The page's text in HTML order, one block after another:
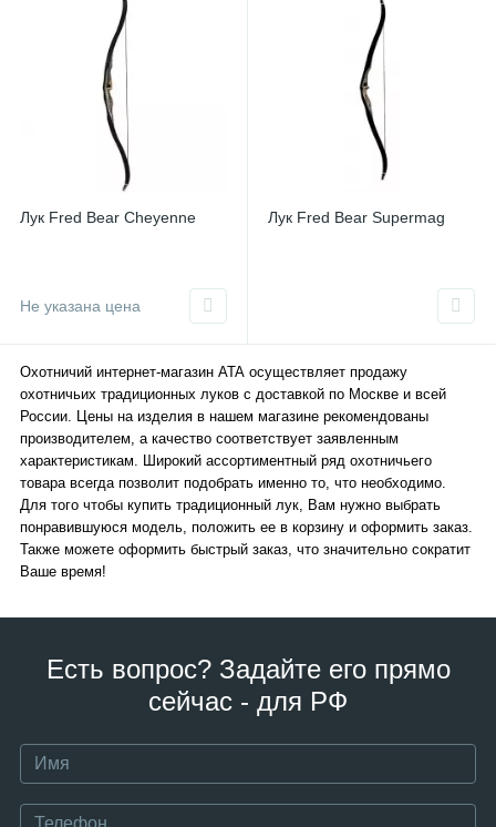
Лук Fred Bear Cheyenne
Не указана цена
Лук Fred Bear Supermag
Охотничий интернет-магазин ATA осуществляет продажу
охотничьих традиционных луков с доставкой по Москве и всей
России. Цены на изделия в нашем магазине рекомендованы
производителем, а качество соответствует заявленным
характеристикам. Широкий ассортиментный ряд охотничьего
товара всегда позволит подобрать именно то, что необходимо.
Для того чтобы купить традиционный лук, Вам нужно выбрать
понравившуюся модель, положить ее в корзину и оформить заказ.
Также можете оформить быстрый заказ, что значительно сократит
Ваше время!
Есть вопрос? Задайте его прямо
сейчас - для РФ